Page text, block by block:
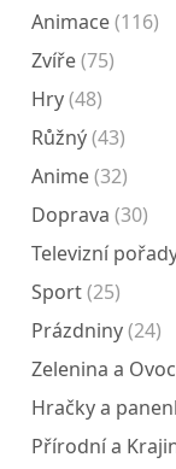
Animace(116)
Zvíře(75)
Hry(48)
Růžný(43)
Anime(32)
Doprava (30)
Televizní
Sport(25)
Prázdniny(24)
Zelenina a
Hračky a
Přírodní a